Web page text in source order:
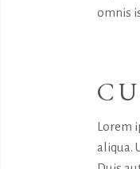
omnis
Lorem
aliqua.